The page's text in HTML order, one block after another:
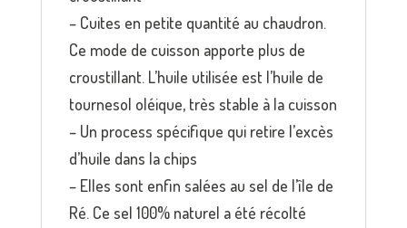
– Cuites en petite quantité au chaudron.
Ce mode de cuisson apporte plus de
croustillant. L’huile utilisée est l’huile de
tournesol oléique, très stable à la cuisson
– Un process spécifique qui retire l’excès
d’huile dans la chips
– Elles sont enfin salées au sel de l’île de
Ré. Ce sel 100% naturel a été récolté